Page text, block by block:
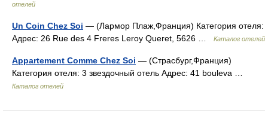
отелей
Un Coin Chez Soi — (Лармор Плаж,Франция) Категория отеля:
Адрес: 26 Rue des 4 Freres Leroy Queret, 5626 …
Каталог отелей
Appartement Comme Chez Soi — (Страсбург,Франция)
Категория отеля: 3 звездочный отель Адрес: 41 bouleva …
Каталог отелей